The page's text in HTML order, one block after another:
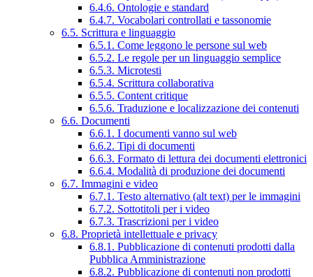
6.4.6. Ontologie e standard
6.4.7. Vocabolari controllati e tassonomie
6.5. Scrittura e linguaggio
6.5.1. Come leggono le persone sul web
6.5.2. Le regole per un linguaggio semplice
6.5.3. Microtesti
6.5.4. Scrittura collaborativa
6.5.5. Content critique
6.5.6. Traduzione e localizzazione dei contenuti
6.6. Documenti
6.6.1. I documenti vanno sul web
6.6.2. Tipi di documenti
6.6.3. Formato di lettura dei documenti elettronici
6.6.4. Modalità di produzione dei documenti
6.7. Immagini e video
6.7.1. Testo alternativo (alt text) per le immagini
6.7.2. Sottotitoli per i video
6.7.3. Trascrizioni per i video
6.8. Proprietà intellettuale e privacy
6.8.1. Pubblicazione di contenuti prodotti dalla
Pubblica Amministrazione
6.8.2. Pubblicazione di contenuti non prodotti